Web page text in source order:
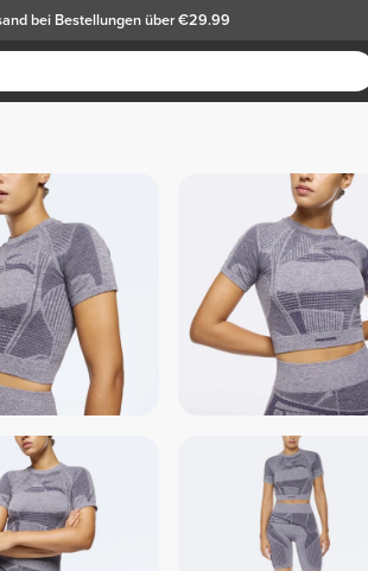
bei Bestellungen über €29.99